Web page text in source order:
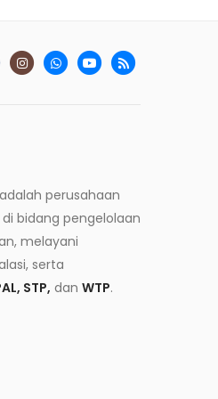
adalah perusahaan
bidang pengelolaan
melayani
serta
STP, dan WTP.